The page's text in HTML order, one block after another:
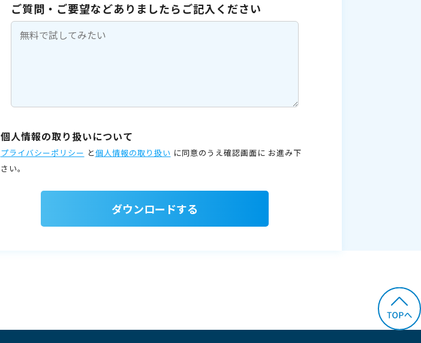
ご質問・ご要望などありましたらご記入ください
個人情報の取り扱いについて
プライバシーポリシー と個人情報の取り扱い に同意のうえ確認画面に お進み下
さい。
ダウンロードする